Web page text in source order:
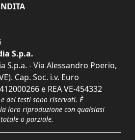
S.p.a.
S.p.a. - Via Alessandro Poerio,
Cap. Soc. i.v. Euro
e REA VE-454332
dei testi sono riservati. È
loro riproduzione con qualsiasi
o parziale.